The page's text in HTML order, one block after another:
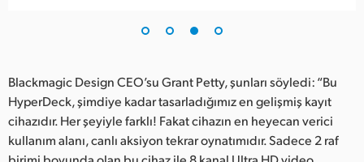
Blackmagic Design CEO’su Grant Petty, şunları söyledi: “Bu
HyperDeck, şimdiye kadar tasarladığımız en gelişmiş kayıt
cihazıdır. Her şeyiyle farklı! Fakat cihazın en heyecan verici
kullanım alanı, canlı aksiyon tekrar oynatımıdır. Sadece 2 raf